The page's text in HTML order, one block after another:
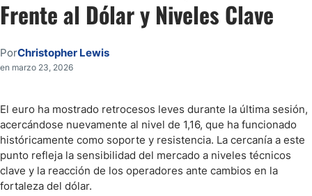
Frente al Dólar y Niveles Clave
PorChristopher Lewis
en marzo 23, 2026
El euro ha mostrado retrocesos leves durante la última sesión,
acercándose nuevamente al nivel de 1,16, que ha funcionado
históricamente como soporte y resistencia. La cercanía a este
punto refleja la sensibilidad del mercado a niveles técnicos
clave y la reacción de los operadores ante cambios en la
fortaleza del dólar.